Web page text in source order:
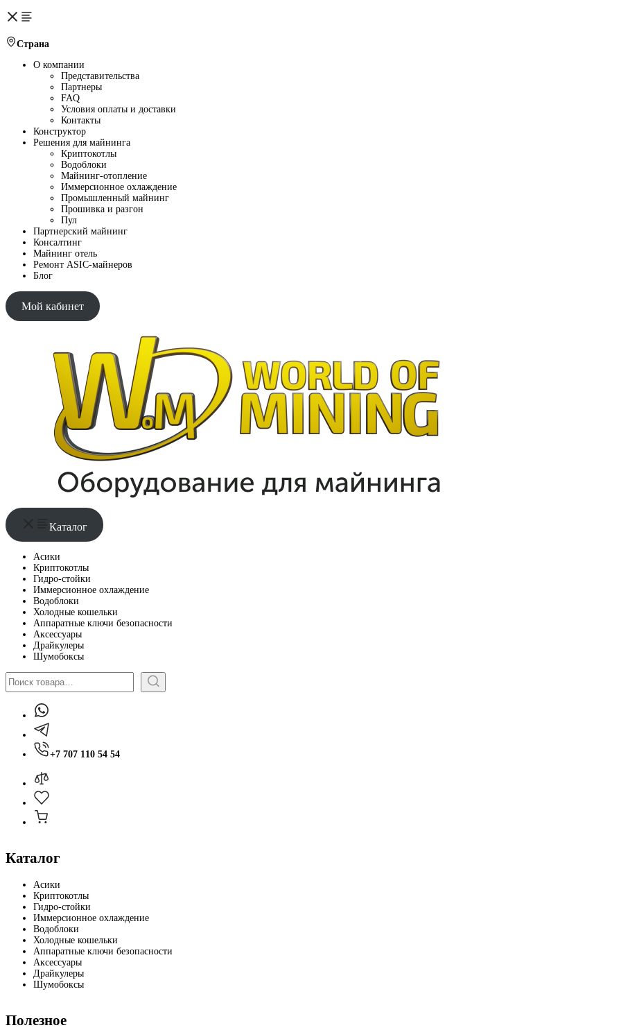
Страна
О компании
Представительства
Партнеры
FAQ
Условия оплаты и доставки
Контакты
Конструктор
Решения для майнинга
Криптокотлы
Водоблоки
Майнинг-отопление
Иммерсионное охлаждение
Промышленный майнинг
Прошивка и разгон
Пул
Партнерский майнинг
Консалтинг
Майнинг отель
Ремонт ASIC-майнеров
Блог
Мой кабинет
Каталог
Асики
Криптокотлы
Гидро-стойки
Иммерсионное охлаждение
Водоблоки
Холодные кошельки
Аппаратные ключи безопасности
Аксессуары
Драйкулеры
Шумобоксы
Поиск
+7 707 110 54 54
Каталог
Асики
Криптокотлы
Гидро-стойки
Иммерсионное охлаждение
Водоблоки
Холодные кошельки
Аппаратные ключи безопасности
Аксессуары
Драйкулеры
Шумобоксы
Полезное